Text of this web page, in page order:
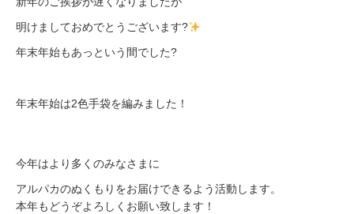
明けましておめでとうございます?
年末年始もあっという間でした?
年末年始は2色手袋を編みました！
今年はより多くのみなさまに
アルパカのぬくもりをお届けできるよう活動します。
本年もどうぞよろしくお願い致します！